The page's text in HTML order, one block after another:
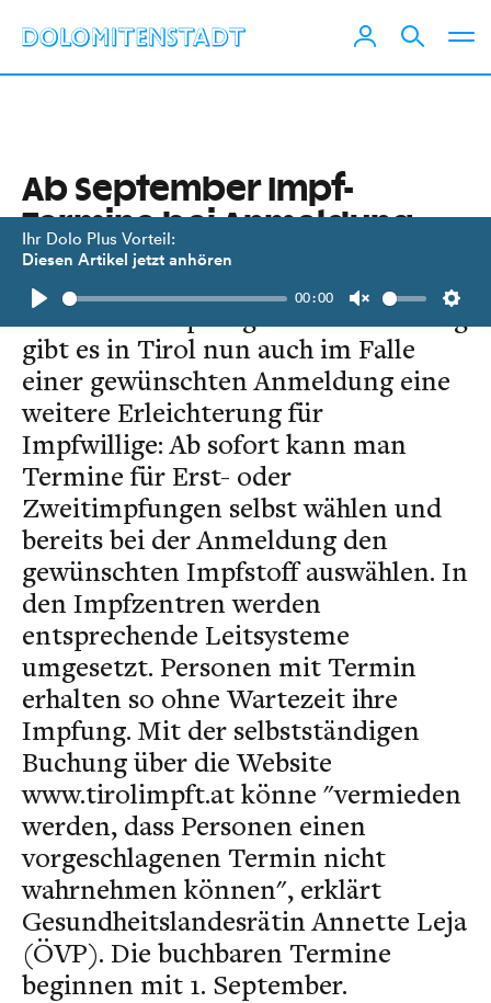
Ihr Dolo Plus Vorteil:
Diesen Artikel jetzt anhören
Play
00:00
Unmute
Ab September Impf-
Termine bei Anmeldung
selbst buchen
Neben der Impfung ohne Anmeldung
gibt es in Tirol nun auch im Falle
einer gewünschten Anmeldung eine
weitere Erleichterung für
Impfwillige: Ab sofort kann man
Termine für Erst- oder
Zweitimpfungen selbst wählen und
bereits bei der Anmeldung den
gewünschten Impfstoff auswählen. In
den Impfzentren werden
entsprechende Leitsysteme
umgesetzt. Personen mit Termin
erhalten so ohne Wartezeit ihre
Impfung. Mit der selbstständigen
Buchung über die Website
www.tirolimpft.at könne "vermieden
werden, dass Personen einen
vorgeschlagenen Termin nicht
wahrnehmen können", erklärt
Gesundheitslandesrätin Annette Leja
(ÖVP). Die buchbaren Termine
beginnen mit 1. September.